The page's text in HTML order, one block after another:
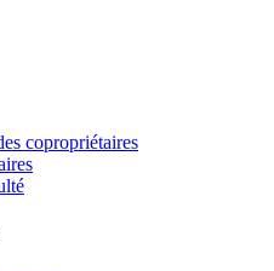
copropriétaires